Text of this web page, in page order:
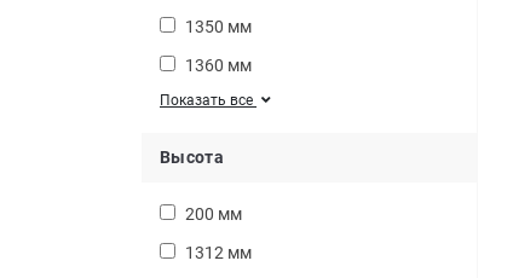
1350 мм
1360 мм
Показать все
Высота
200 мм
1312 мм